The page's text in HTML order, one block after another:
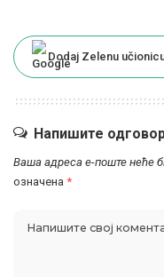
Dodaj Zelenu
Напишите
Ваша адреса е-поште неће
означена *